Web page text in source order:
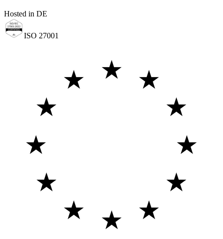
Hosted in DE
ISO 27001
★ ★
★
★
★
★
★
★
★
★
★
★